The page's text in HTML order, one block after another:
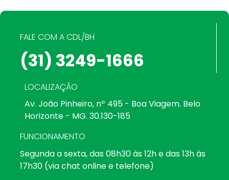
FALE COM A CDL/BH
(31) 3249-1666
LOCALIZAÇÃO
Av. João Pinheiro, nº 495 - Boa Viagem. Belo
Horizonte - MG. 30.130-185
FUNCIONAMENTO
Segunda a sexta, das 08h30 às 12h e das 13h às
17h30 (via chat online e telefone)